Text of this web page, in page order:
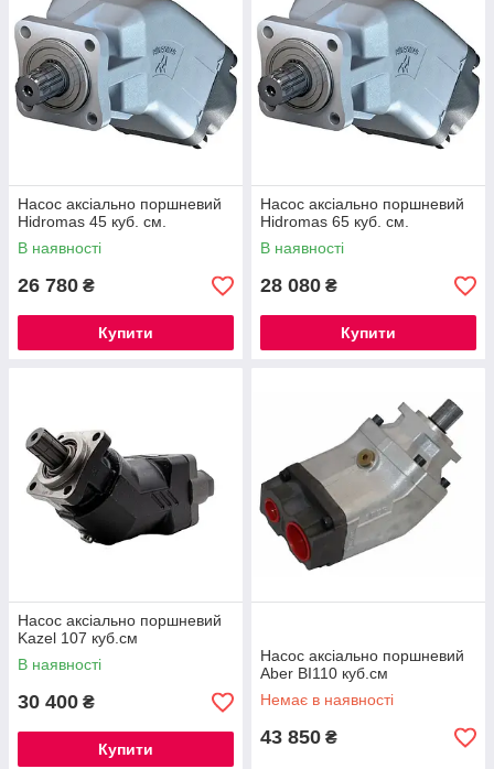
Насос аксіально поршневий
Hidromas 45 куб. см.
В наявності
26 780 ₴
Купити
Насос аксіально поршневий
Hidromas 65 куб. см.
В наявності
28 080 ₴
Купити
Насос аксіально поршневий
Kazel 107 куб.см
В наявності
30 400 ₴
Купити
Насос аксіально поршневий
Aber BI110 куб.см
Немає в наявності
43 850 ₴